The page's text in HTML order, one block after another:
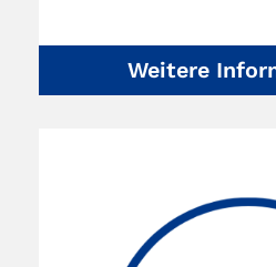
Weitere